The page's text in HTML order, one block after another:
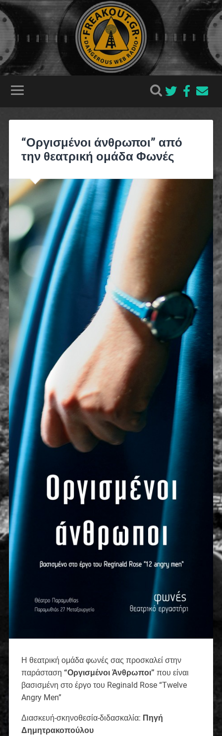
“Οργισμένοι άνθρωποι” από
την θεατρική ομάδα Φωνές
Η θεατρική ομάδα φωνές σας προσκαλεί στην
παράσταση “Οργισμένοι Άνθρωποι” που είναι
βασισμένη στο έργο του Reginald Rose “Twelve
Angry Men”
Διασκευή-σκηνοθεσία-διδασκαλία: Πηγή
Δημητρακοπούλου